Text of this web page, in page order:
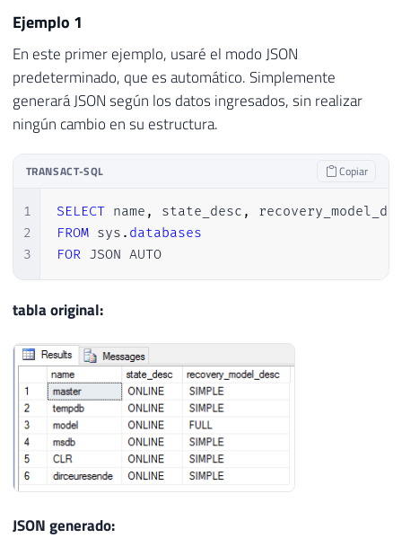
Ejemplo 1
En este primer ejemplo, usaré el modo JSON
predeterminado, que es automático. Simplemente
generará JSON según los datos ingresados, sin realizar
ningún cambio en su estructura.
TRANSACT-SQL Copiar
1
2
3
SELECT name , state_desc ,
FROM sys . databases
FOR JSON AUTO
tabla original:
JSON generado: